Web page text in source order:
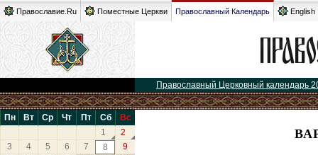
Православие.Ru Поместные Церкви Православный Календарь English
Православный Церковный календарь
Пн Вт Ср Чт Пт Сб
Вс
1
2
3
4 5 6 7 8
9